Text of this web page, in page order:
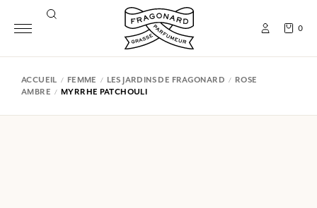
0
ACCUEIL FEMME LES JARDINS DE FRAGONARD
ROSE
AMBRE
MYRRHE PATCHOULI